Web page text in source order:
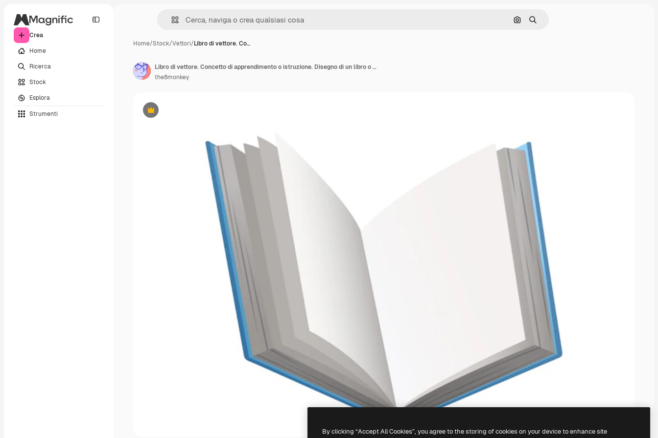
Crea
Home
Ricerca
Stock
Esplora
Strumenti
Cerca per immagine
Ricerca
Home/Stock/Vettori/Libro di vettore. Co…
Premium
Libro di vettore. Concetto di apprendimento o istruzione. Disegno di un libro o un quaderno vuoto
the8monkey
By clicking “Accept All Cookies”, you agree to the storing of cookies on your device to enhance site